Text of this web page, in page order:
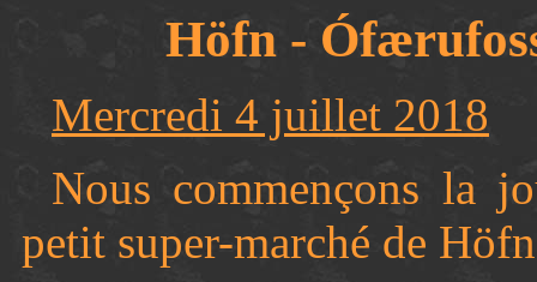
Höfn -
Mercredi 4 juillet 2018
Nous commençons la
petit super-marché de